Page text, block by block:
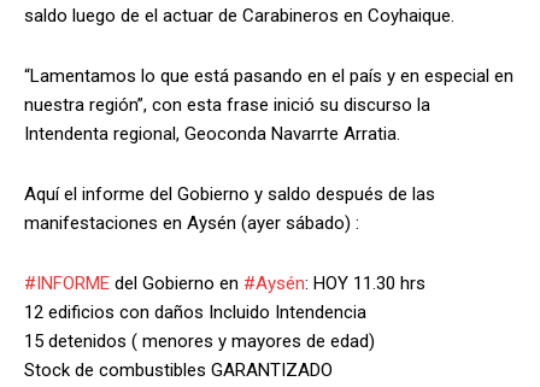
saldo luego de el actuar de Carabineros en Coyhaique.
“Lamentamos lo que está pasando en el país y en especial en
nuestra región”, con esta frase inició su discurso la
Intendenta regional, Geoconda Navarrte Arratia.
Aquí el informe del Gobierno y saldo después de las
manifestaciones en Aysén (ayer sábado) :
# INFORME del Gobierno en #Aysén: HOY 11.30 hrs
12 edificios con daños Incluido Intendencia
15 detenidos ( menores y mayores de edad)
Stock de combustibles GARANTIZADO